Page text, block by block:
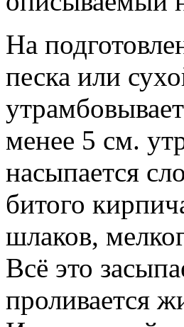
На
песка или
менее 5 см.
насыпается
битого
шлаков,
Всё это
проливается